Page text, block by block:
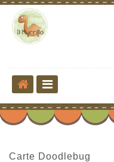
Carte Doodlebug